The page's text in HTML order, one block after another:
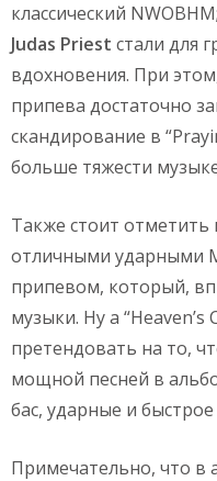
классический
Judas Priest стали для
вдохновения. При
припева достаточно
скандирование в
больше тяжести
Также стоит
отличными ударными
припевом, который,
музыки. Ну а
претендовать на то,
мощной песней в
бас, ударные и быстрое
Примечательно, что в